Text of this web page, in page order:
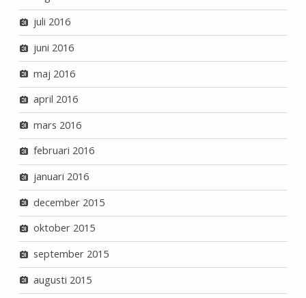
juli 2016
juni 2016
maj 2016
april 2016
mars 2016
februari 2016
januari 2016
december 2015
oktober 2015
september 2015
augusti 2015